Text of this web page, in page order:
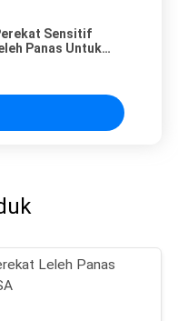
Sensitif
Panas Untuk
Leleh Panas